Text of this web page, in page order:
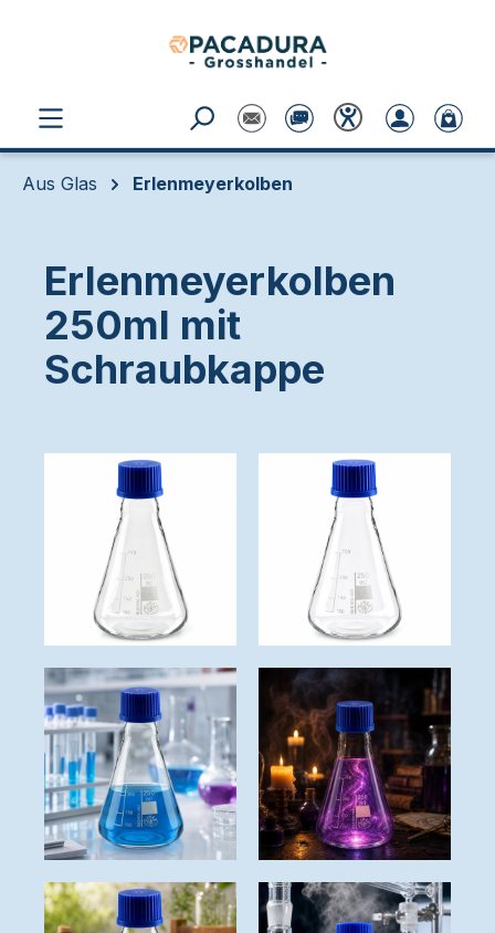
Aus Glas Erlenmeyerkolben
Erlenmeyerkolben
250ml mit
Schraubkappe